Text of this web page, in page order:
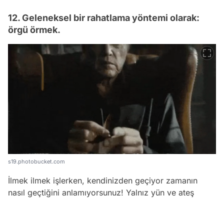
12. Geleneksel bir rahatlama yöntemi olarak:
örgü örmek.
s19.photobucket.com
İlmek ilmek işlerken, kendinizden geçiyor zamanın
nasıl geçtiğini anlamıyorsunuz! Yalnız yün ve ateş